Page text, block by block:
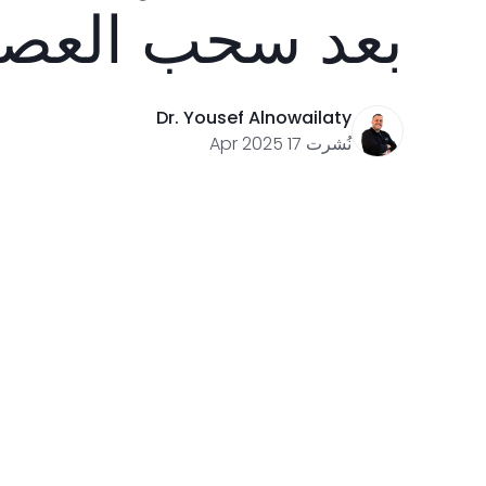
بعد سحب
Dr. Yousef Alnowailaty
نُشرت 17 Apr 2025